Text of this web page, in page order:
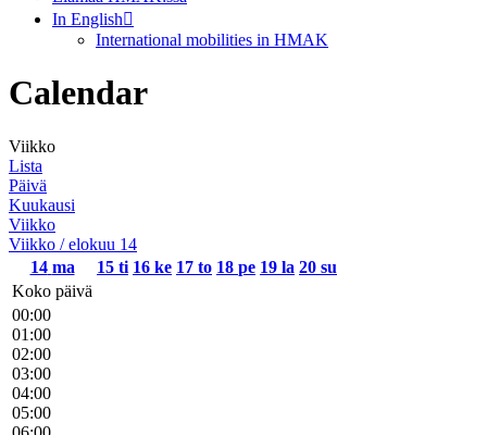
In English
International mobilities in HMAK
Calendar
Viikko
Lista
Päivä
Kuukausi
Viikko
Viikko / elokuu 14
14 ma 15 ti 16 ke 17 to 18 pe 19 la 20 su
Koko päivä
00:00
01:00
02:00
03:00
04:00
05:00